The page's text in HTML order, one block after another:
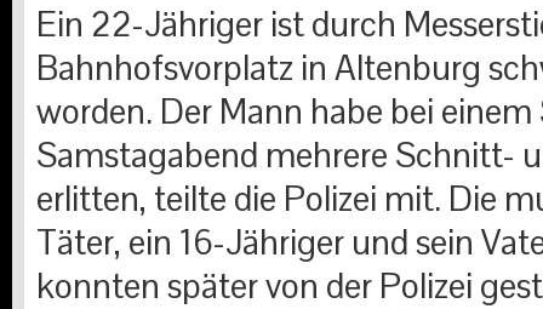
Ein 22-Jähriger ist durch
Bahnhofsvorplatz in Altenburg
worden. Der Mann habe bei
Samstagabend mehrere Schnitt-
erlitten, teilte die Polizei mit. Die
Täter, ein 16-Jähriger und sein
konnten später von der Polizei